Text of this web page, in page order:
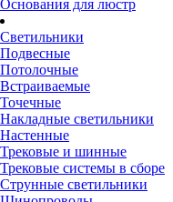
Основания для люстр
Светильники
Подвесные
Потолочные
Встраиваемые
Точечные
Накладные светильники
Настенные
Трековые и шинные
Трековые системы в сборе
Струнные светильники